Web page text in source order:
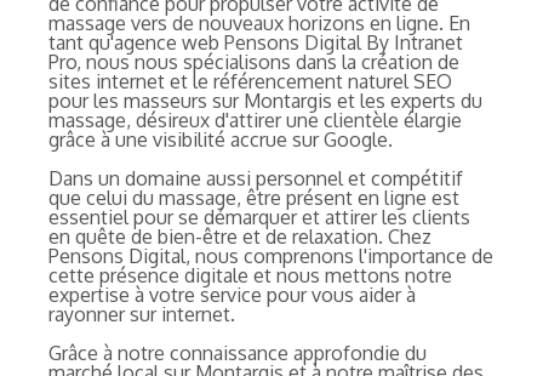
massage vers de nouveaux horizons en ligne. En
tant qu'agence web Pensons Digital By Intranet
Pro, nous nous spécialisons dans la création de
sites internet et le référencement naturel SEO
pour les masseurs sur Montargis et les experts du
massage, désireux d'attirer une clientèle élargie
grâce à une visibilité accrue sur Google.
Dans un domaine aussi personnel et compétitif
que celui du massage, être présent en ligne est
essentiel pour se démarquer et attirer les clients
en quête de bien-être et de relaxation. Chez
Pensons Digital, nous comprenons l'importance de
cette présence digitale et nous mettons notre
expertise à votre service pour vous aider à
rayonner sur internet.
Grâce à notre connaissance approfondie du